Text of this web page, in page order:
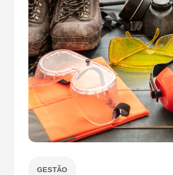
GESTÃO